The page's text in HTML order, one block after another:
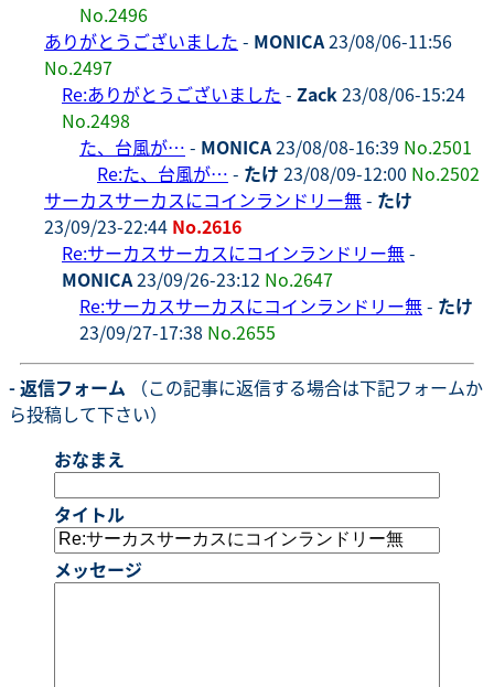
No.2496
ありがとうございました - MONICA23/08/06-11:56
No.2497
Re:ありがとうございました - Zack23/08/06-15:24
No.2498
た、台風が… - MONICA23/08/08-16:39 No.2501
Re:た、台風が… - たけ 23/08/09-12:00 No.2502
サーカスサーカスにコインランドリー無- たけ
23/09/23-22:44 No.2616
Re:サーカスサーカスにコインランドリー無-
MONICA23/09/26-23:12 No.2647
Re:サーカスサーカスにコインランドリー無- たけ
23/09/27-17:38 No.2655
- 返信フォーム （この記事に返信する場合は下記フォームか
ら投稿して下さい）
おなまえ
タイトル
メッセージ